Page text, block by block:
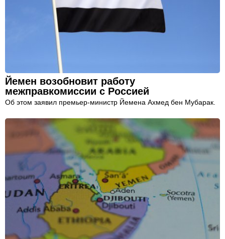
Йемен возобновит работу
межправкомиссии с Россией
Об этом заявил премьер-министр Йемена Ахмед бен Мубарак.